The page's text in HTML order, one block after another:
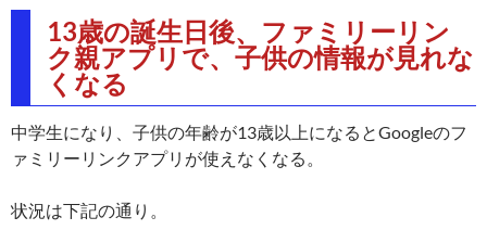
13歳の誕生日後、ファミリーリン
ク親アプリで、子供の情報が見れな
くなる
中学生になり、子供の年齢が13歳以上になるとGoogleのフ
ァミリーリンクアプリが使えなくなる。
状況は下記の通り。